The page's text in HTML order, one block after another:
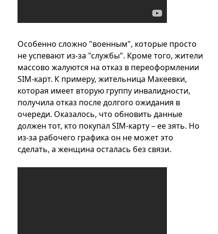
Особенно сложно "военным", которые просто
не успевают из-за "службы". Кроме того, жители
массово жалуются на отказ в переоформлении
SIM-карт. К примеру, жительница Макеевки,
которая имеет вторую группу инвалидности,
получила отказ после долгого ожидания в
очереди. Оказалось, что обновить данные
должен тот, кто покупал SIM-карту – ее зять. Но
из-за рабочего графика он не может это
сделать, а женщина осталась без связи.